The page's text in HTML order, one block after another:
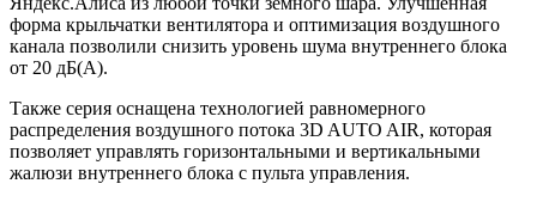
форма крыльчатки вентилятора и оптимизация воздушного
канала позволили снизить уровень шума внутреннего блока
от 20 дБ(А).
Также серия оснащена технологией равномерного
распределения воздушного потока 3D AUTO AIR, которая
позволяет управлять горизонтальными и вертикальными
жалюзи внутреннего блока с пульта управления.